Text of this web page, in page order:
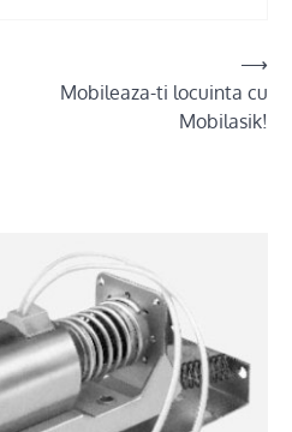
Mobileaza-ti locuinta cu
Mobilasik!
⟶